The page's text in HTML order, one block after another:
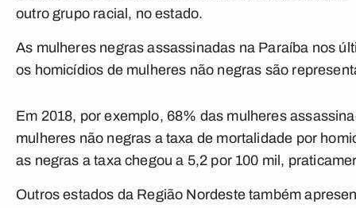
outro grupo racial, no estado.
As mulheres negras assassinadas na Paraíba nos
os homicídios de mulheres não negras são
Em 2018, por exemplo, 68% das mulheres
mulheres não negras a taxa de mortalidade por
as negras a taxa chegou a 5,2 por 100 mil,
Outros estados da Região Nordeste também